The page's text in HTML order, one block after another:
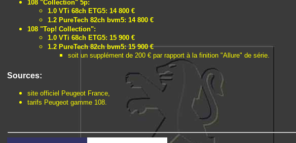
108 "Collection" 5p:
1.0 VTi 68ch ETG5: 14 800 €
1.2 PureTech 82ch bvm5: 14 800 €
108 "Top! Collection":
1.0 VTi 68ch ETG5: 15 900 €
1.2 PureTech 82ch bvm5: 15 900 €
soit un supplément de 200 € par rapport à la finition "Allure" de série.
Sources:
site officiel Peugeot France,
tarifs Peugeot gamme 108.